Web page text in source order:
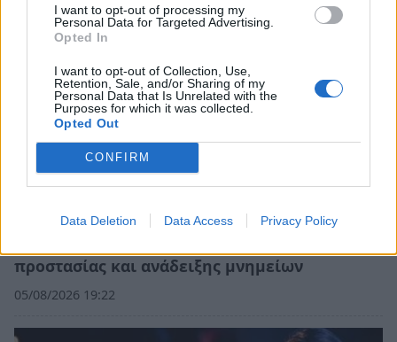
I want to opt-out of processing my
Personal Data for Targeted Advertising.
Opted In
I want to opt-out of Collection, Use,
Retention, Sale, and/or Sharing of my
Personal Data that Is Unrelated with the
Purposes for which it was collected.
Opted Out
CONFIRM
Data Deletion Data Access Privacy Policy
προστασίας και ανάδειξης μνημείων
05/08/2026 19:22